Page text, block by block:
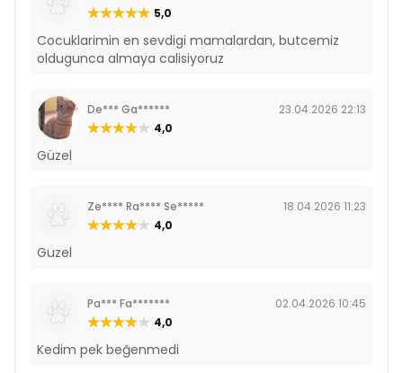
5,0
Cocuklarimin en sevdigi mamalardan, butcemiz
oldugunca almaya calisiyoruz
De*** Ga******
23.04.2026 22:13
4,0
Güzel
Ze**** Ra**** Se*****
18.04.2026 11:23
4,0
Guzel
Pa*** Fa*******
02.04.2026 10:45
4,0
Kedim pek beğenmedi